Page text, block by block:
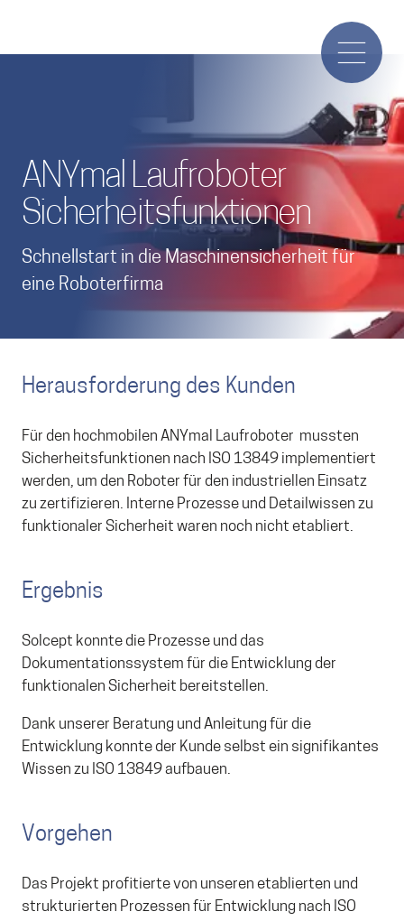
ANYmal Laufroboter
Sicherheitsfunktionen
Schnellstart in die Maschinensicherheit für
eine Roboterfirma
Herausforderung des Kunden
Für den hochmobilen ANYmal Laufroboter mussten
Sicherheitsfunktionen nach ISO 13849 implementiert
werden, um den Roboter für den industriellen Einsatz
zu zertifizieren. Interne Prozesse und Detailwissen zu
funktionaler Sicherheit waren noch nicht etabliert.
Ergebnis
Solcept konnte die Prozesse und das
Dokumentationssystem für die Entwicklung der
funktionalen Sicherheit bereitstellen.
Dank unserer Beratung und Anleitung für die
Entwicklung konnte der Kunde selbst ein signifikantes
Wissen zu ISO 13849 aufbauen.
Vorgehen
Das Projekt profitierte von unseren etablierten und
strukturierten Prozessen für Entwicklung nach ISO